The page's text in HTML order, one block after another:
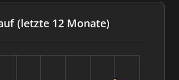
(letzte 12 Monate)